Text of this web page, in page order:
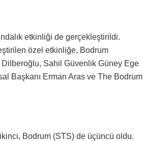
etkinliği de gerçekleştirildi.
özel etkinliğe, Bodrum
Sahil Güvenlik Güney Ege
Başkanı Erman Aras ve The Bodrum
Bodrum (STS) de üçüncü oldu.